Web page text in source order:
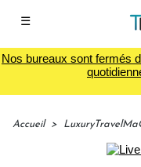
☰
Nos bureaux sont fermés
Accueil >